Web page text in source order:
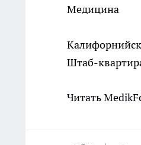
Медицина
Штаб-
Читать